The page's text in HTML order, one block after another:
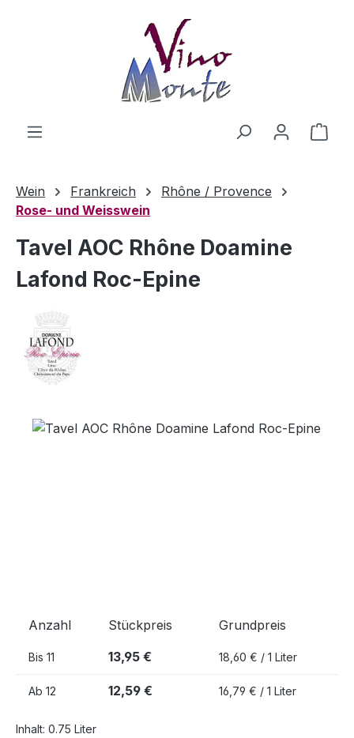
Wein Frankreich
Rhône / Provence
Rose- und Weisswein
Tavel AOC Rhône Doamine
Lafond Roc-Epine
Bildergalerie überspringen
Anzahl Stückpreis Grundpreis
Bis 11 13,95 € 18,60 € / 1 Liter
Ab 12 12,59 € 16,79 € / 1 Liter
Inhalt: 0.75 Liter